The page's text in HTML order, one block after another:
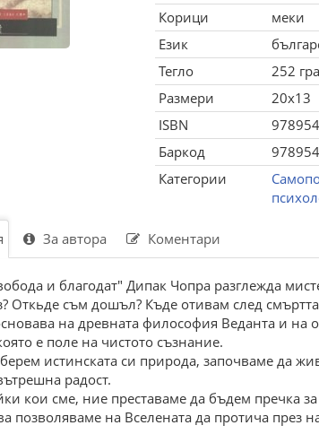
Корици
меки
Език
Тегло
252
Размери
20x13
ISBN
Баркод
Категории
За автора Коментари
и благодат" Дипак Чопра разглежда
Откьде съм дошъл? Къде отивам след
на древната философия Веданта и на
е поле на чистото съзнание.
истинската си природа, започваме да
радост.
кои сме, ние преставаме да бъдем пречка
позволяваме на Вселената да протича през